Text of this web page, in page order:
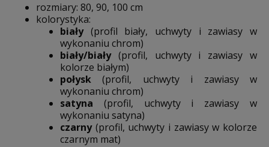
rozmiary: 80, 90, 100 cm
kolorystyka:
biały(profil biały, uchwyty i zawiasy w
wykonaniu chrom)
biały/biały(profil, uchwyty i zawiasy w
kolorze białym)
połysk (profil, uchwyty i zawiasy w
wykonaniu chrom)
satyna (profil, uchwyty i zawiasy w
wykonaniu satyna)
czarny(profil, uchwyty i zawiasy w kolorze
czarnym mat)